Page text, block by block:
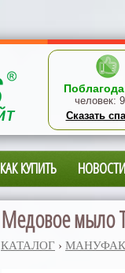
человек:
Сказать
КАК КУПИТЬ НОВОСТИ
Медовое мыло
КАТАЛОГ ›